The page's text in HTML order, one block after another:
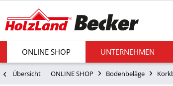
ONLINE SHOP UNTERNEHMEN
Übersicht ONLINE SHOP Bodenbeläge